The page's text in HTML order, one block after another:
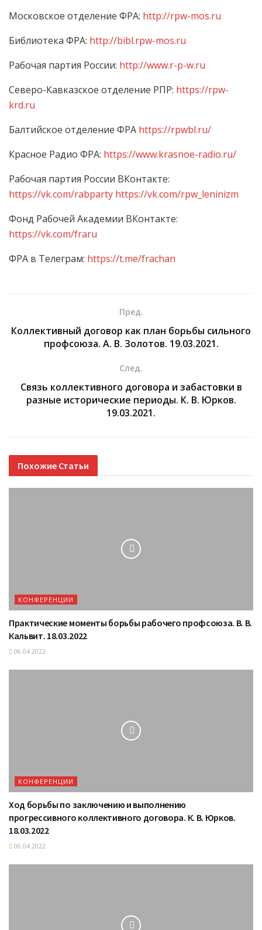
Московское отделение ФРА: http://rpw-mos.ru
Библиотека ФРА: http://bibl.rpw-mos.ru
Рабочая партия России: http://www.r-p-w.ru
Северо-Кавказское отделение РПР: https://rpw-
krd.ru
Балтийское отделение ФРА https://rpwbl.ru/
Красное Радио ФРА: https://www.krasnoe-radio.ru/
Рабочая партия России ВКонтакте:
https://vk.com/rabparty https://vk.com/rpw_leninizm
Фонд Рабочей Академии ВКонтакте:
https://vk.com/fraru
ФРА в Телеграм: https://t.me/frachan
Пред.
Коллективный договор как план борьбы сильного
профсоюза. А. В. Золотов. 19.03.2021.
След.
Связь коллективного договора и забастовки в
разные исторические периоды. К. В. Юрков.
19.03.2021.
Похожие Статьи
КОНФЕРЕНЦИИ
Практические моменты борьбы рабочего профсоюза. В. В.
Кальвит. 18.03.2022
06.04.2022
КОНФЕРЕНЦИИ
Ход борьбы по заключению и выполнению
прогрессивного коллективного договора. К. В. Юрков.
18.03.2022
06.04.2022